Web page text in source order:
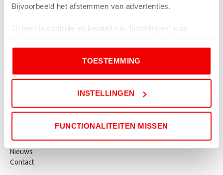
Bijvoorbeeld het afstemmen van advertenties.
Jij bent in controle en bepaalt via ‘Instellingen’ jouw
voorkeuren en welke cookies worden gebruikt. Door op
‘Toestemming’ te klikken, ga je akkoord met onze
enprivacybeleid.
Als je weigert, dan wordt een kleine cookie in je browser
geplaatst. Dit is nodig om te onthouden dat je niet wilt
worden gevolgd.
TOESTEMMING
INSTELLINGEN
FUNCTIONALITEITEN MISSEN
Tv reclame
Omroep Brabant Reclame
Werkwijze
Nieuws
Contact